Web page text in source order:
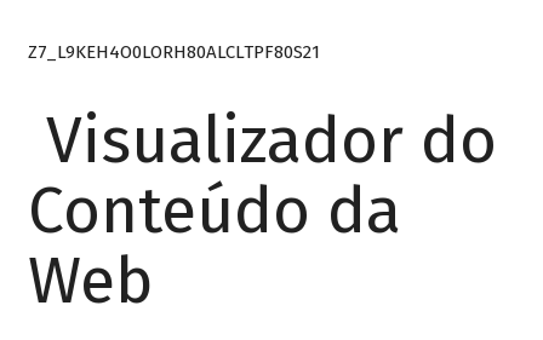
Z7_L9KEH4O0LORH80ALCLTPF80S21
Visualizador do
Conteúdo da
Web